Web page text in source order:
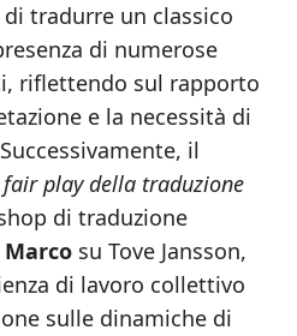
tradurre un classico
di numerose
riflettendo sul rapporto
e la necessità di
il
play della traduzione
di traduzione
Marco su Tove Jansson,
di lavoro collettivo
sulle dinamiche di